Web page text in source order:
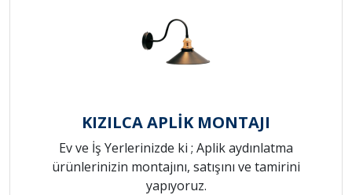
KIZILCA APLİK MONTAJI
Ev ve İş Yerlerinizde ki ; Aplik aydınlatma
ürünlerinizin montajını, satışını ve tamirini
yapıyoruz.